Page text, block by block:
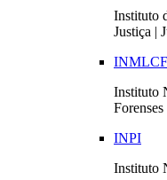
Instituto
Justiça |
INMLCF
Instituto
INPI
Instituto